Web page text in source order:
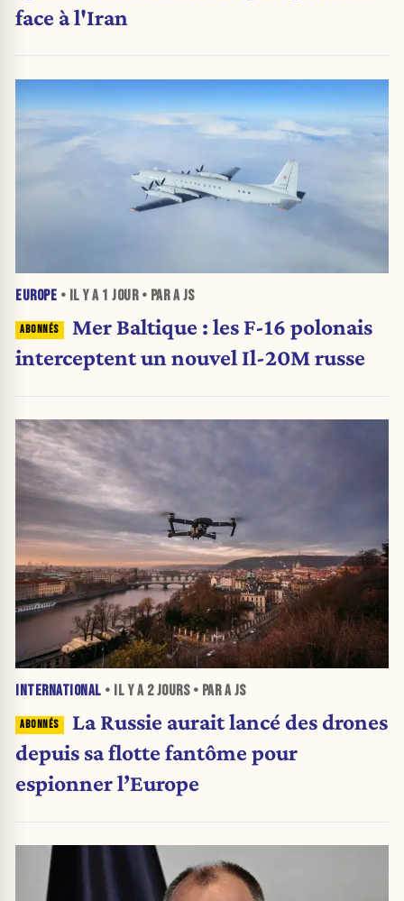
face à l'Iran
EUROPE • IL Y A 1 JOUR• PAR A JS
Mer Baltique : les F-16 polonais
interceptent un nouvel Il-20M russe
INTERNATIONAL • IL Y A 2 JOURS• PAR A JS
La Russie aurait lancé des drones
depuis sa flotte fantôme pour
espionner l’Europe